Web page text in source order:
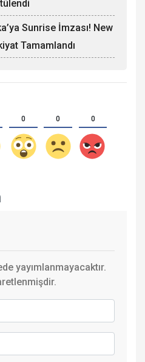
Sunrise İmzası! New
Tamamlandı
0 0 0
yayımlanmayacaktır.